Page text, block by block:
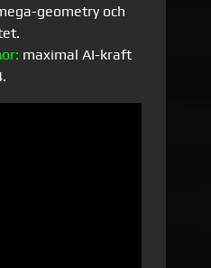
geometry och
maximal AI-kraft